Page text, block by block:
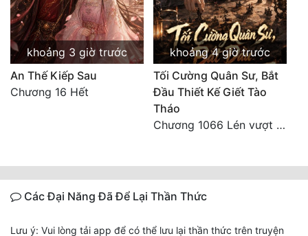
khoảng 3 giờ trước
An Thế Kiếp Sau
Chương 16 Hết
khoảng 4 giờ trước
Tối Cường Quân Sư, Bắt
Đầu Thiết Kế Giết Tào
Tháo
Chương 1066 Lén vượt Nam Bì, đánh thẳng Nghiệp Thành (2/2)
Các Đại Năng Đã Để Lại Thần Thức
Lưu ý: Vui lòng tải app để có thể lưu lại thần thức trên truyện